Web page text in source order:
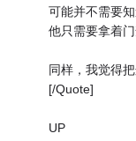
可能并不需要
他只需要拿着
同样，我觉得
[/Quote]
UP